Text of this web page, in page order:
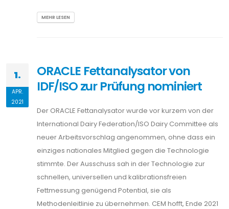
MEHR LESEN
1.
APR.
2021
ORACLE Fettanalysator von
IDF/ISO zur Prüfung nominiert
Der ORACLE Fettanalysator wurde vor kurzem von der
International Dairy Federation/ISO Dairy Committee als
neuer Arbeitsvorschlag angenommen, ohne dass ein
einziges nationales Mitglied gegen die Technologie
stimmte. Der Ausschuss sah in der Technologie zur
schnellen, universellen und kalibrationsfreien
Fettmessung genügend Potential, sie als
Methodenleitlinie zu übernehmen. CEM hofft, Ende 2021